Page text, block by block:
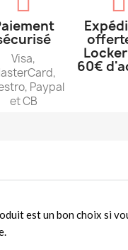
Visa,
Paypal
et CB
60€
est un bon choix si